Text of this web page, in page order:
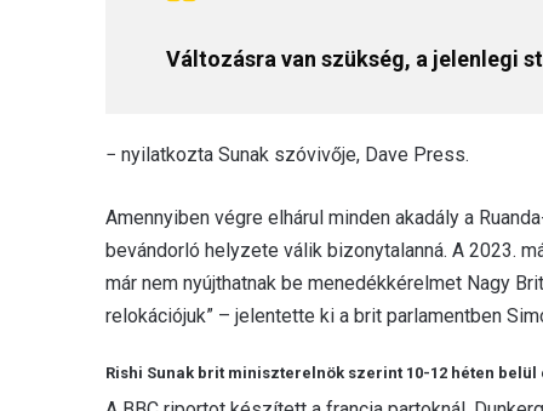
Változásra van szükség, a jelenlegi
− nyilatkozta Sunak szóvivője, Dave Press.
Amennyiben végre elhárul minden akadály a
bevándorló helyzete válik bizonytalanná. A 2023.
már nem nyújthatnak be menedékkérelmet Nagy
relokációjuk” – jelentette ki a brit parlamentben
Rishi Sunak brit miniszterelnök szerint 10-12 héten